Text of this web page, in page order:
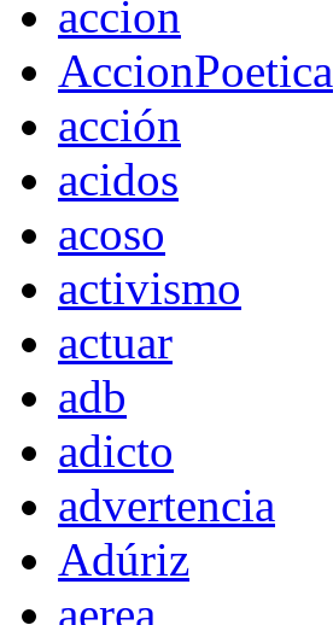
accion
AccionPoetica
acción
acidos
acoso
activismo
actuar
adb
adicto
advertencia
Adúriz
aerea